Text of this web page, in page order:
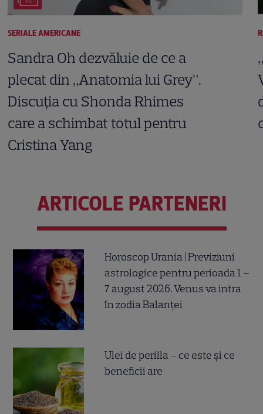
SERIALE AMERICANE
Sandra Oh dezvăluie de ce a
plecat din „Anatomia lui Grey”.
Discuția cu Shonda Rhimes
care a schimbat totul pentru
Cristina Yang
ARTICOLE PARTENERI
Horoscop Urania | Previziuni
astrologice pentru perioada 1 –
7 august 2026. Venus va intra
în zodia Balanței
Ulei de perilla – ce este și ce
beneficii are